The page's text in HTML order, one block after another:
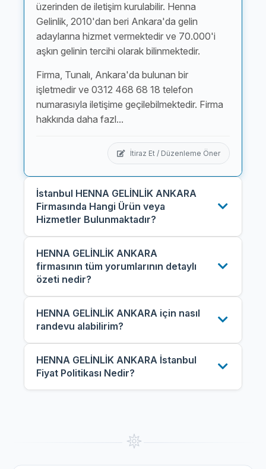
üzerinden de iletişim kurulabilir. Henna
Gelinlik, 2010'dan beri Ankara'da gelin
adaylarına hizmet vermektedir ve 70.000'i
aşkın gelinin tercihi olarak bilinmektedir.
Firma, Tunalı, Ankara'da bulunan bir
işletmedir ve 0312 468 68 18 telefon
numarasıyla iletişime geçilebilmektedir. Firma
hakkında daha fazl...
İtiraz Et / Düzenleme Öner
İstanbul HENNA GELİNLİK ANKARA
Firmasında Hangi Ürün veya
Hizmetler Bulunmaktadır?
HENNA GELİNLİK ANKARA
firmasının tüm yorumlarının detaylı
özeti nedir?
HENNA GELİNLİK ANKARA için nasıl
randevu alabilirim?
HENNA GELİNLİK ANKARA İstanbul
Fiyat Politikası Nedir?